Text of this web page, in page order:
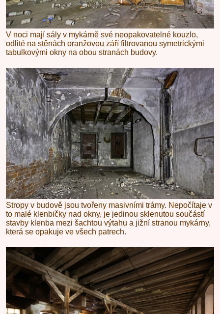
V noci mají sály v mykárně své neopakovatelné kouzlo,
odlité na stěnách oranžovou září filtrovanou symetrickými
tabulkovými okny na obou stranách budovy.
Stropy v budově jsou tvořeny masivními trámy. Nepočítaje v
to malé klenbičky nad okny, je jedinou sklenutou součástí
stavby klenba mezi šachtou výtahu a jižní stranou mykárny,
která se opakuje ve všech patrech.